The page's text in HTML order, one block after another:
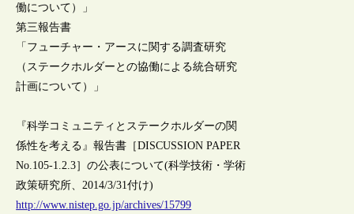
働について）」
第三報告書
「フューチャー・アースに関する調査研究
（ステークホルダーとの協働による統合研究
計画について）」
『科学コミュニティとステークホルダーの関
係性を考える』報告書［DISCUSSION PAPER
No.105-1.2.3］の公表について(科学技術・学術
政策研究所、2014/3/31付け)
http://www.nistep.go.jp/archives/15799